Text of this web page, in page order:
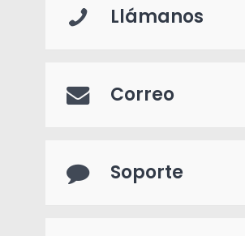
Llámanos
Correo
Soporte